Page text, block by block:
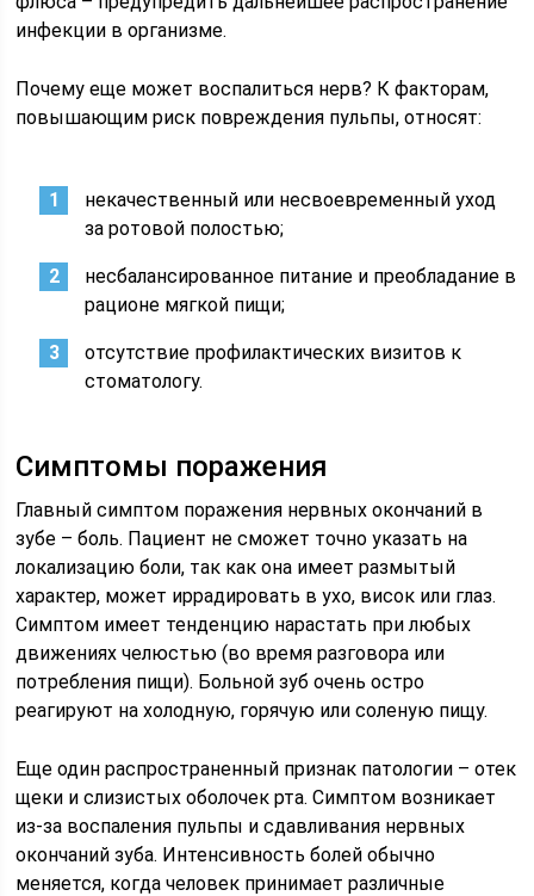
инфекции в организме.
Почему еще может воспалиться нерв? К факторам,
повышающим риск повреждения пульпы, относят:
некачественный или несвоевременный уход
за ротовой полостью;
несбалансированное питание и преобладание в
рационе мягкой пищи;
отсутствие профилактических визитов к
стоматологу.
Симптомы поражения
Главный симптом поражения нервных окончаний в
зубе – боль. Пациент не сможет точно указать на
локализацию боли, так как она имеет размытый
характер, может иррадировать в ухо, висок или глаз.
Симптом имеет тенденцию нарастать при любых
движениях челюстью (во время разговора или
потребления пищи). Больной зуб очень остро
реагируют на холодную, горячую или соленую пищу.
Еще один распространенный признак патологии – отек
щеки и слизистых оболочек рта. Симптом возникает
из-за воспаления пульпы и сдавливания нервных
окончаний зуба. Интенсивность болей обычно
меняется, когда человек принимает различные